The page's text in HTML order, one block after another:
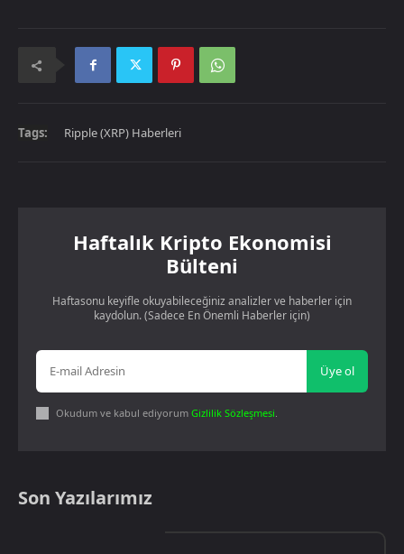
Tags: Ripple (XRP) Haberleri
Haftalık Kripto Ekonomisi
Bülteni
Haftasonu keyifle okuyabileceğiniz analizler ve haberler için
kaydolun. (Sadece En Önemli Haberler için)
Üye ol
Okudum ve kabul ediyorum Gizlilik Sözleşmesi.
Son Yazılarımız